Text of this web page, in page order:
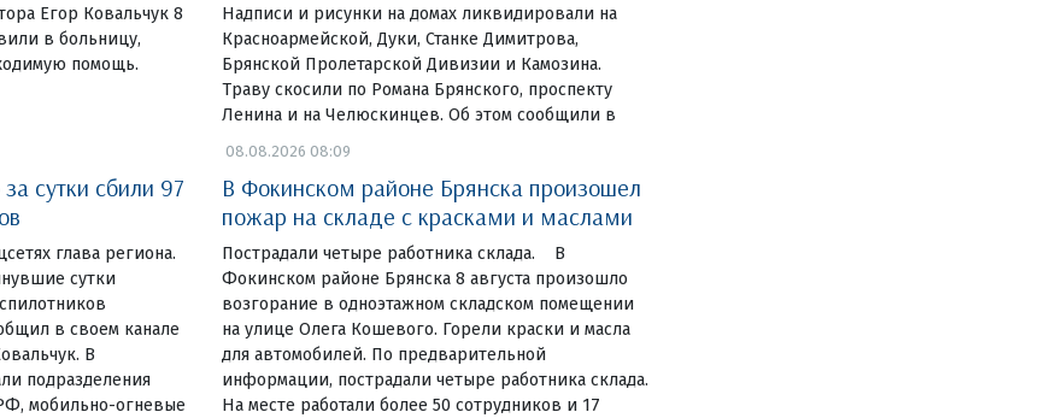
Егор Ковальчук 8
в больницу,
помощь.
Надписи и рисунки на домах ликвидировали на
Красноармейской, Дуки, Станке Димитрова,
Брянской Пролетарской Дивизии и Камозина.
Траву скосили по Романа Брянского, проспекту
Ленина и на Челюскинцев. Об этом сообщили в
сутки сбили 97
глава региона.
сутки
в своем канале
В
подразделения
мобильно-огневые
08.08.2026 08:09
В Фокинском районе Брянска произошел
пожар на складе с красками и маслами
Пострадали четыре работника склада. В
Фокинском районе Брянска 8 августа произошло
возгорание в одноэтажном складском помещении
на улице Олега Кошевого. Горели краски и масла
для автомобилей. По предварительной
информации, пострадали четыре работника склада.
На месте работали более 50 сотрудников и 17